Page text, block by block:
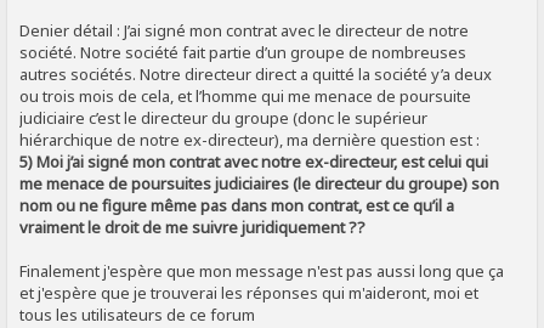
Denier détail : J’ai signé mon contrat avec le directeur de notre
société. Notre société fait partie d’un groupe de nombreuses
autres sociétés. Notre directeur direct a quitté la société y’a deux
ou trois mois de cela, et l’homme qui me menace de poursuite
judiciaire c’est le directeur du groupe (donc le supérieur
hiérarchique de notre ex-directeur), ma dernière question est :
5) Moi j’ai signé mon contrat avec notre ex-directeur, est celui qui
me menace de poursuites judiciaires (le directeur du groupe) son
nom ou ne figure même pas dans mon contrat, est ce qu’il a
vraiment le droit de me suivre juridiquement ??
Finalement j'espère que mon message n'est pas aussi long que ça
et j'espère que je trouverai les réponses qui m'aideront, moi et
tous les utilisateurs de ce forum